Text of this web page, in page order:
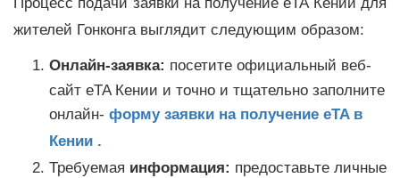
Процесс подачи заявки на получение eTA Кении для
жителей Гонконга выглядит следующим образом:
Онлайн-заявка: посетите официальный веб-
сайт eTA Кении и точно и тщательно заполните
онлайн- форму заявки на получение eTA в
Кении .
Требуемая информация: предоставьте личные